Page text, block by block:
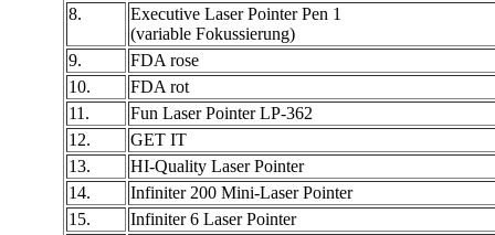
8.
Executive Laser Pointer Pen 1
(variable Fokussierung)
9.
FDA rose
10.
FDA rot
11.
Fun Laser Pointer LP-362
12.
GET IT
13.
HI-Quality Laser Pointer
14.
Infiniter 200 Mini-Laser Pointer
15.
Infiniter 6 Laser Pointer